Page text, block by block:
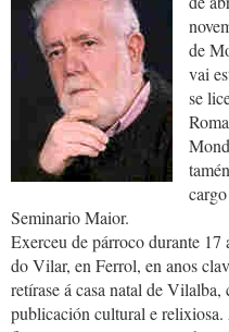
de
vai
se
Seminario Maior.
Exerceu de párroco durante 17
do Vilar, en Ferrol, en anos
retírase á casa natal de Vilalba,
publicación cultural e